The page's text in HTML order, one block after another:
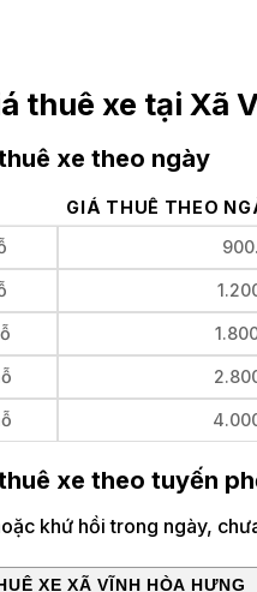
thuê xe tại Xã
xe theo ngày
GIÁ THUÊ THEO
xe theo tuyến
khứ hồi trong ngày,
XE XÃ VĨNH HÒA HƯNG